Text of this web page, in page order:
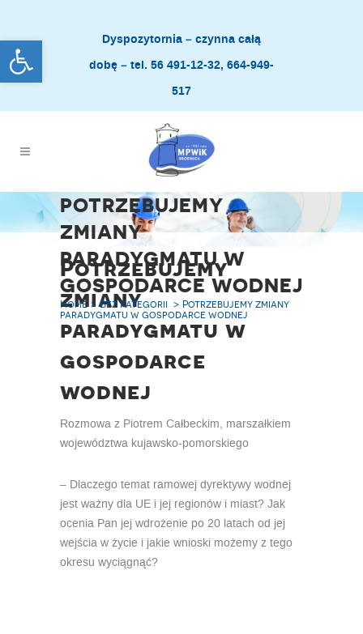
Open toolbarDyspozytornia – czynna całą
dobę – tel. 56 491-12-32, 664-949-
517
POTRZEBUJEMY
ZMIANY
PARADYGMATU W
GOSPODARCE WODNEJ
Home>Bez kategorii > Potrzebujemy zmiany
paradygmatu w gospodarce wodnej
Potrzebujemy
zmiany
paradygmatu w
gospodarce
wodnej
Rozmowa z Piotrem Całbeckim, marszałkiem
województwa kujawsko-pomorskiego
– Dlaczego temat ramowej dyrektywy wodnej
jest ważny dla UE i jej regionów i miast? Jak
ocenia Pan jej wdrożenie po 20 latach od jej
wejścia w życie i jakie wnioski możemy z tego
okresu wyciągnąć?